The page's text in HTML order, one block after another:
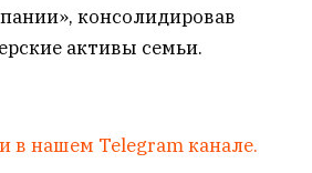
консолидировав
активы семьи.
в нашем Telegram канале.